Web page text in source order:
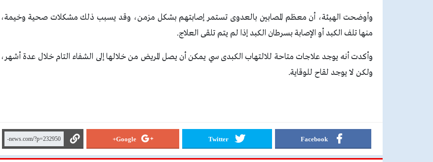
وأوضحت الهيئة، أن معظم المصابين بالعدوى تستمر إصابتهم بشكل مزمن، وقد يسبب ذلك مشكلات صحية وخيمة،
منها تلف الكبد أو الإصابة بسرطان الكبد إذا لم يتم تلقى العلاج.​
وأكدت أنه يوجد علاجات متاحة للالتهاب الكبدى سي يمكن أن يصل المريض من خلالها إلى الشفاء التام خلال عدة أشهر،
ولكن لا يوجد لقاح للوقاية.​
Facebook
Twitter
Google+